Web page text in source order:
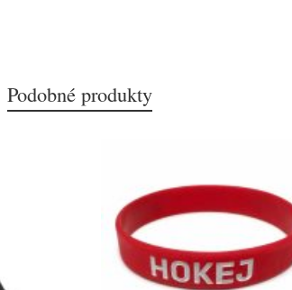
Podobné produkty